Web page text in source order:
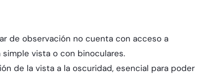
de observación no cuenta con acceso a
vista o con binoculares.
de la vista a la oscuridad, esencial para poder